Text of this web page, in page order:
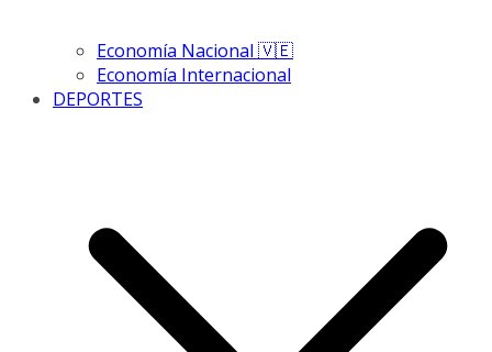
Economía Nacional 🇻🇪
Economía Internacional
DEPORTES